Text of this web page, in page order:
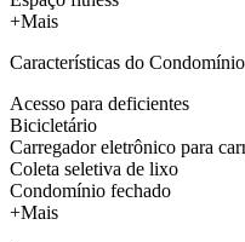
+Mais
Características do Condomínio
Acesso para deficientes
Bicicletário
Carregador eletrônico para
Coleta seletiva de lixo
Condomínio fechado
+Mais